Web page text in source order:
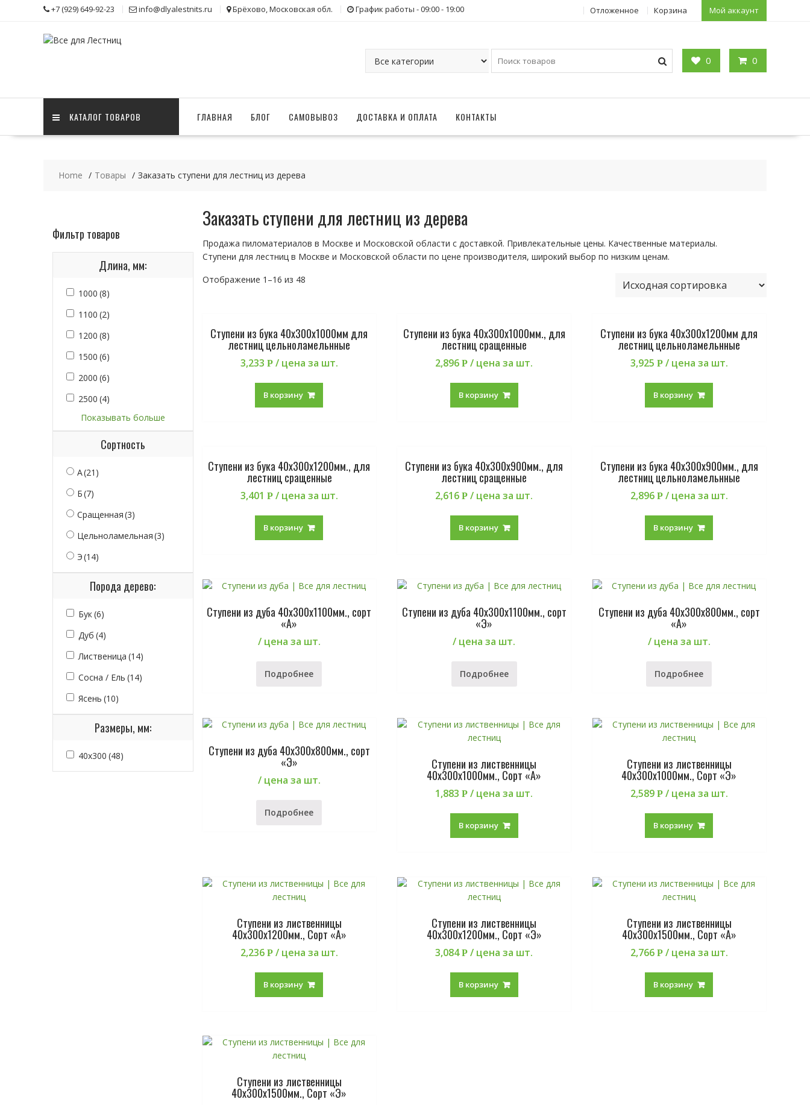
+7 (929) 649-92-23 info@dlyalestnits.ru Брёхово, Московская обл. График работы - 09:00 - 19:00 Отложенное Корзина Мой аккаунт
0 0
КАТАЛОГ ТОВАРОВ ГЛАВНАЯ БЛОГ САМОВЫВОЗ ДОСТАВКА И ОПЛАТА КОНТАКТЫ
Home Товары Заказать ступени для лестниц из дерева
Заказать ступени для лестниц из дерева
Продажа пиломатериалов в Москве и Московской области с доставкой. Привлекательные цены. Качественные материалы.
Ступени для лестниц в Москве и Московской области по цене производителя, широкий выбор по низким ценам.
Отображение 1–16 из 48
Ступени из бука 40х300х1000мм для
лестниц цельноламельнные
3,233 Р / цена за шт.
В корзину
Ступени из бука 40х300х1000мм., для
лестниц сращенные
2,896Р / цена за шт.
В корзину
Ступени из бука 40х300х1200мм для
лестниц цельноламельнные
3,925 Р / цена за шт.
В корзину
Ступени из бука 40х300х1200мм., для
лестниц сращенные
3,401 Р / цена за шт.
В корзину
Ступени из бука 40х300х900мм., для
лестниц сращенные
2,616Р / цена за шт.
В корзину
Ступени из бука 40х300х900мм., для
лестниц цельноламельнные
2,896 Р / цена за шт.
В корзину
Ступени из дуба 40х300х1100мм., сорт
«А»
/ цена за шт.
Подробнее
Ступени из дуба 40х300х1100мм., сорт
«Э»
/ цена за шт.
Подробнее
Ступени из дуба 40х300х800мм., сорт
«А»
/ цена за шт.
Подробнее
Ступени из дуба 40х300х800мм., сорт
«Э»
/ цена за шт.
Подробнее
Ступени из лиственницы
40х300х1000мм., Сорт «А»
1,883Р / цена за шт.
В корзину
Ступени из лиственницы
40х300х1000мм., Сорт «Э»
2,589 Р / цена за шт.
В корзину
Ступени из лиственницы
40х300х1200мм., Сорт «А»
2,236 Р / цена за шт.
В корзину
Ступени из лиственницы
40х300х1200мм., Сорт «Э»
3,084Р / цена за шт.
В корзину
Ступени из лиственницы
40х300х1500мм., Сорт «А»
2,766 Р / цена за шт.
В корзину
Ступени из лиственницы
40х300х1500мм., Сорт «Э»
Фильтр товаров
Длина, мм:
1000 (8)
1100 (2)
1200 (8)
1500 (6)
2000 (6)
2500 (4)
Показывать больше
Сортность
А(21)
Б(7)
Сращенная(3)
Цельноламельная(3)
Э(14)
Порода дерево:
Бук(6)
Дуб (4)
Лиственица (14)
Сосна / Ель (14)
Ясень (10)
Размеры, мм:
40х300 (48)